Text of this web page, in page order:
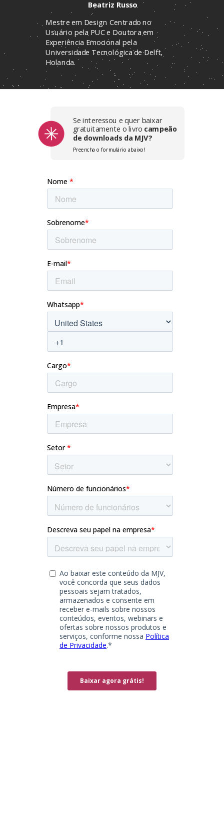
Mestre em Design Centrado no
Usuário pela PUC e Doutora em
Experiência Emocional pela
Universidade Tecnológica de Delft,
Holanda.
Beatriz Russo
Se interessou e quer baixar
gratuitamente o livro campeão
de downloads da MJV?
Preencha o formulário abaixo!